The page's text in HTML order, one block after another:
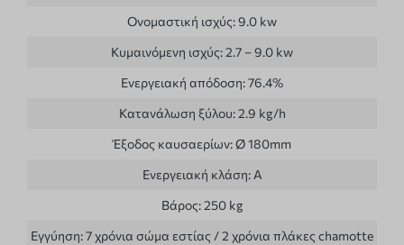
Ονομαστική ισχύς:9.0 kw
Κυμαινόμενη ισχύς:2.7 – 9.0 kw
Ενεργειακή απόδοση:76.4%
Κατανάλωση ξύλου:2.9 kg/h
Έξοδος καυσαερίων:Ø 180mm
Ενεργειακή κλάση: A
Βάρος:250 kg
Εγγύηση:7 χρόνια σώμα εστίας / 2 χρόνια πλάκες chamotte